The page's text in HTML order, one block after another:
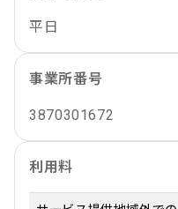
平日
事業所番号
3870301672
利用料